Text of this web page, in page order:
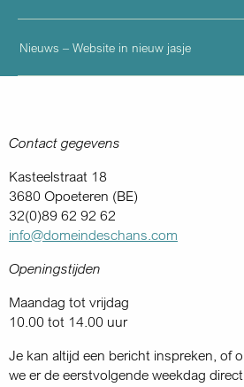
Nieuws – Website in nieuw jasje
Contact gegevens
Kasteelstraat 18
3680 Opoeteren (BE)
32(0)89 62 92 62
info@domeindeschans.com
Openingstijden
Maandag tot vrijdag
10.00 tot 14.00 uur
Je kan altijd een bericht inspreken, of
we er de eerstvolgende weekdag